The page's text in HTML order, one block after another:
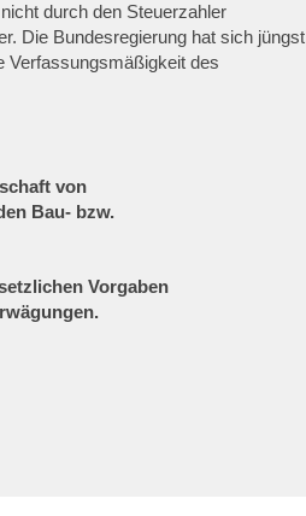
durch den Steuerzahler
Die Bundesregierung hat sich jüngst
Verfassungsmäßigkeit des
von
Bau- bzw.
Vorgaben